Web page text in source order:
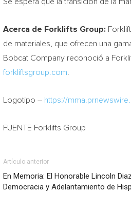
Acerca de Forklifts Group:
de materiales, que ofrecen una
Bobcat Company reconoció a
forkliftsgroup.com
Logotipo – https://
FUENTE Forklifts Group
Artículo anterior
En Memoria: El Honorable Lincoln
Democracia y Adelantamiento de